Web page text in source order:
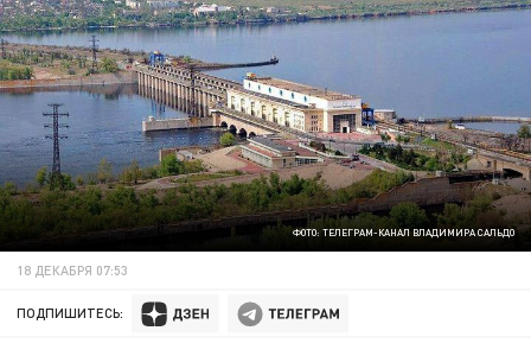
ФОТО: ТЕЛЕГРАМ-КАНАЛ ВЛАДИМИРА САЛЬДО
18 ДЕКАБРЯ 07:53
ПОДПИШИТЕСЬ: